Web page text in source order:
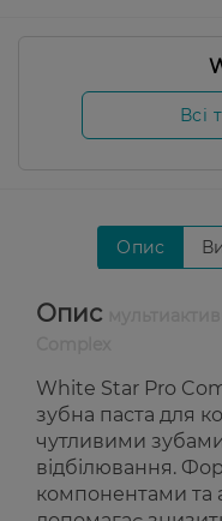
Всі
Опис
Опис
White Star Pro
зубна паста для
чутливими
відбілювання.
компонентами та